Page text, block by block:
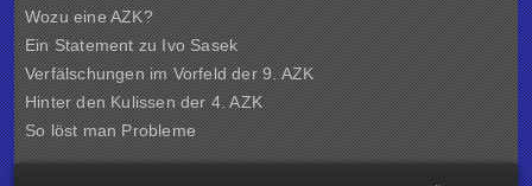
Wozu eine AZK?
Ein Statement zu Ivo Sasek
Verfälschungen im Vorfeld der 9. AZK
Hinter den Kulissen der4. AZK
So löst man Probleme